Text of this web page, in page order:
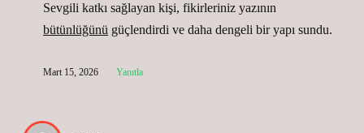
Sevgili katkı sağlayan kişi, fikirleriniz yazının
bütünlüğünü güçlendirdi ve daha dengeli bir yapı sundu.
Mart 15, 2026 Yanıtla